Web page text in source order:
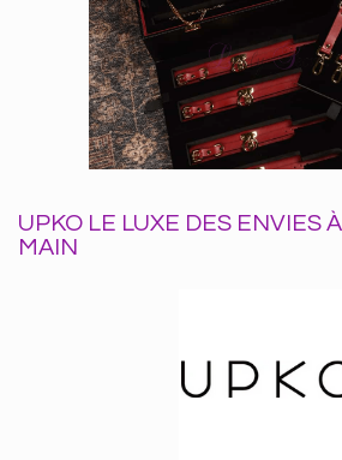
UPKO LE LUXE DES ENVIES
MAIN